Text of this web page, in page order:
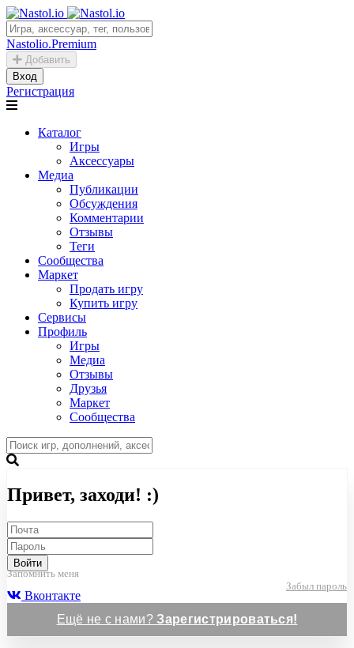
Nastolio.Premium
Добавить
Вход
Регистрация
Каталог
Игры
Аксессуары
Медиа
Публикации
Обсуждения
Комментарии
Отзывы
Теги
Сообщества
Маркет
Продать игру
Купить игру
Сервисы
Профиль
Игры
Медиа
Отзывы
Друзья
Маркет
Сообщества
Привет, заходи! :)
Войти
Запомнить меня
Забыл пароль
Вконтакте
Ещё не с нами?Зарегистрироваться!